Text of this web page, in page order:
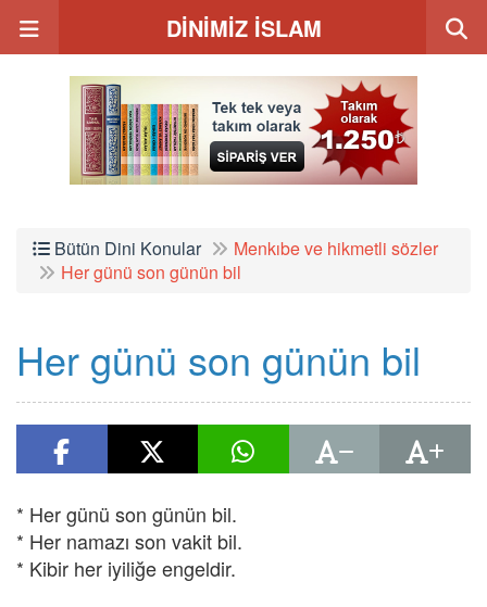
DİNİMİZ İSLAM
Bütün Dini Konular
Menkıbe ve hikmetli sözler
Her günü son günün bil
Her günü son günün bil
* Her günü son günün bil.
* Her namazı son vakit bil.
* Kibir her iyiliğe engeldir.